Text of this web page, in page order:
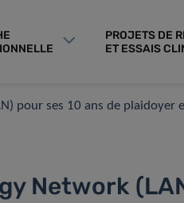
PROJETS DE
ET ESSAIS
pour ses 10 ans de
Network